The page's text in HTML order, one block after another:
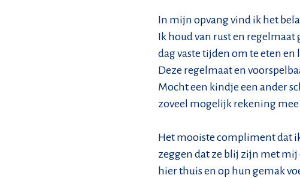
In mijn opvang vind ik het
Ik houd van rust en regelmaat
dag vaste tijden om te eten
Deze regelmaat en
Mocht een kindje een ander
zoveel mogelijk rekening
Het mooiste compliment dat
zeggen dat ze blij zijn met
hier thuis en op hun gemak